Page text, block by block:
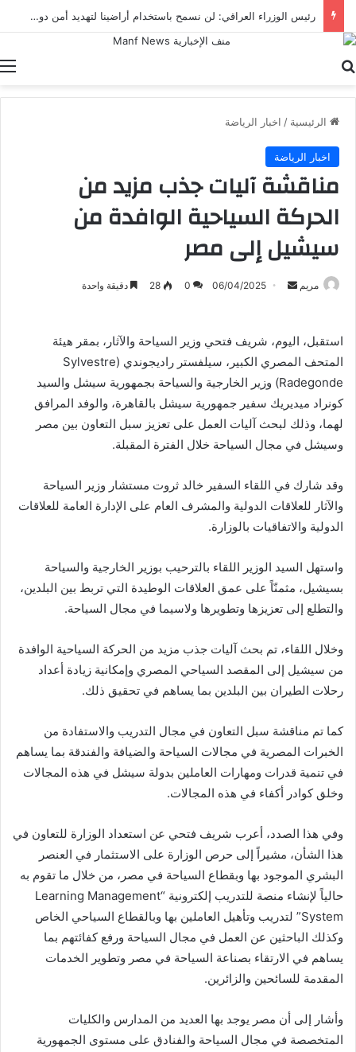
رئيس الوزراء العراقي: لن نسمح باستخدام أراضينا لتهديد أمن دول الجوار
الرئيسية / اخبار الرياضة
اخبار الرياضة
مناقشة آليات جذب مزيد من
الحركة السياحية الوافدة من
سيشيل إلى مصر
مريم
أرسل 06/04/2025
0
28 دقيقة واحدة
استقبل، اليوم، شريف فتحي وزير السياحة والآثار، بمقر هيئة
المتحف المصري الكبير، سيلفستر راديجوندي (Sylvestre
Radegonde) وزير الخارجية والسياحة بجمهورية سيشل والسيد
كونراد ميديريك سفير جمهورية سيشل بالقاهرة، والوفد المرافق
لهما، وذلك لبحث آليات العمل على تعزيز سبل التعاون بين مصر
وسيشل في مجال السياحة خلال الفترة المقبلة.
وقد شارك في اللقاء السفير خالد ثروت مستشار وزير السياحة
والآثار للعلاقات الدولية والمشرف العام على الإدارة العامة للعلاقات
الدولية والاتفاقيات بالوزارة.
واستهل السيد الوزير اللقاء بالترحيب بوزير الخارجية والسياحة
بسيشيل، مثمنّاً على عمق العلاقات الوطيدة التي تربط بين البلدين،
والتطلع إلى تعزيزها وتطويرها ولاسيما في مجال السياحة.
وخلال اللقاء، تم بحث آليات جذب مزيد من الحركة السياحية الوافدة
من سيشيل إلى المقصد السياحي المصري وإمكانية زيادة أعداد
رحلات الطيران بين البلدين بما يساهم في تحقيق ذلك.
كما تم مناقشة سبل التعاون في مجال التدريب والاستفادة من
الخبرات المصرية في مجالات السياحة والضيافة والفندقة بما يساهم
في تنمية قدرات ومهارات العاملين بدولة سيشل في هذه المجالات
وخلق كوادر أكفاء في هذه المجالات.
وفي هذا الصدد، أعرب شريف فتحي عن استعداد الوزارة للتعاون في
هذا الشأن، مشيراً إلى حرص الوزارة على الاستثمار في العنصر
البشري الموجود بها وبقطاع السياحة في مصر، من خلال ما تقوم به
حالياً لإنشاء منصة للتدريب إلكترونية “Learning Management
System” لتدريب وتأهيل العاملين بها وبالقطاع السياحي الخاص
وكذلك الباحثين عن العمل في مجال السياحة ورفع كفائتهم بما
يساهم في الارتقاء بصناعة السياحة في مصر وتطوير الخدمات
المقدمة للسائحين والزائرين.
وأشار إلى أن مصر يوجد بها العديد من المدارس والكليات
المتخصصة في مجال السياحة والفنادق على مستوى الجمهورية